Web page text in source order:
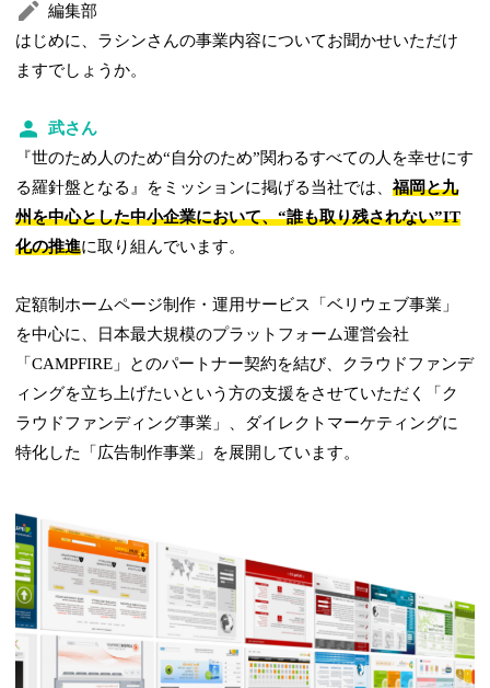
編集部
はじめに、ラシンさんの事業内容についてお聞かせいただけ
ますでしょうか。
武さん
『世のため人のため“自分のため”関わるすべての人を幸せにす
る羅針盤となる』をミッションに掲げる当社では、福岡と九
州を中心とした中小企業において、“誰も取り残されない”IT
化の推進に取り組んでいます。
定額制ホームページ制作・運用サービス「ベリウェブ事業」
を中心に、日本最大規模のプラットフォーム運営会社
「CAMPFIRE」とのパートナー契約を結び、クラウドファンデ
ィングを立ち上げたいという方の支援をさせていただく「ク
ラウドファンディング事業」、ダイレクトマーケティングに
特化した「広告制作事業」を展開しています。